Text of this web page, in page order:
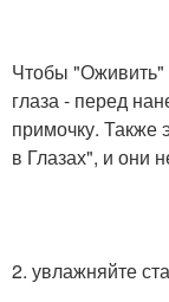
Чтобы "Оживить"
глаза - перед
примочку. Также
в Глазах", и они
2. увлажняйте